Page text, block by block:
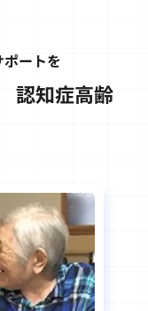
ートを
認知症高齢